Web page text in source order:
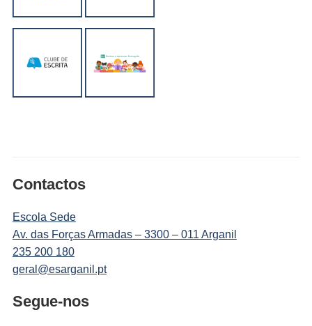
Contactos
Escola Sede
Av. das Forças Armadas – 3300 – 011 Arganil
235 200 180
geral@esarganil.pt
Segue-nos